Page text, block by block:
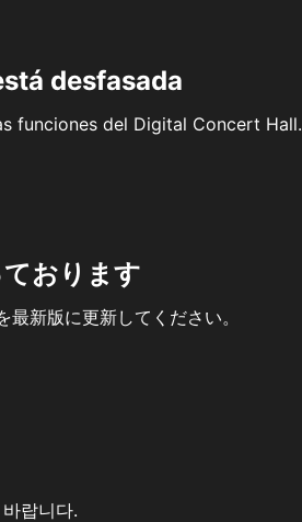
desfasada
funciones del Digital Concert Hall.
おります
新版に更新してください。
랍니다.